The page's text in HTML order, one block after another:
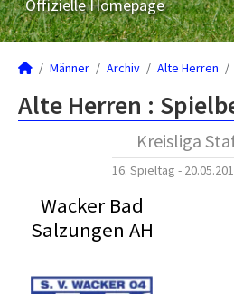
Offizielle Homepage
Männer Archiv Alte Herren
Alte Herren :
Kreisliga
16. Spieltag -
Wacker Bad
Salzungen AH